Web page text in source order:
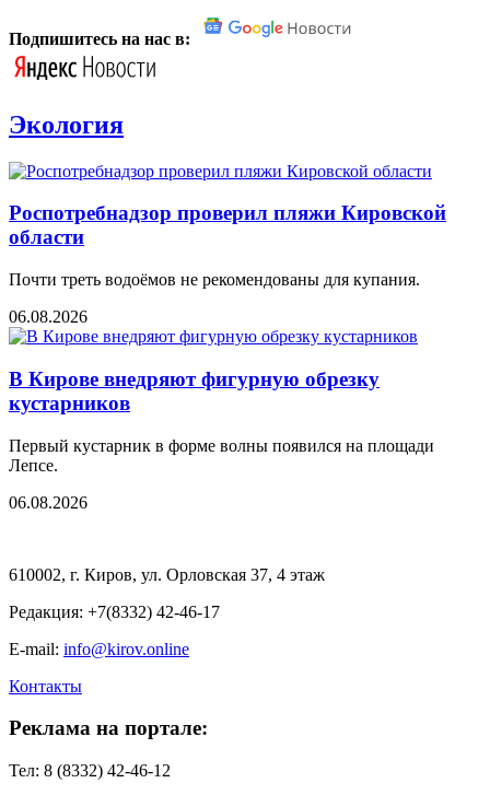
Подпишитесь на нас в:
Экология
Роспотребнадзор проверил пляжи Кировской
области
Почти треть водоёмов не рекомендованы для купания.
06.08.2026
В Кирове внедряют фигурную обрезку
кустарников
Первый кустарник в форме волны появился на площади
Лепсе.
06.08.2026
610002, г. Киров, ул. Орловская 37, 4 этаж
Редакция: +7(8332) 42-46-17
E-mail: info@kirov.online
Контакты
Реклама на портале:
Тел: 8 (8332) 42-46-12